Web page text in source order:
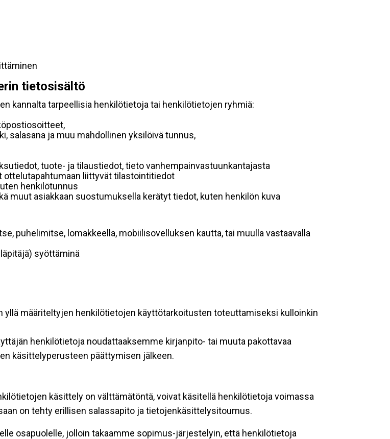
tietosisältö
kannalta tarpeellisia henkilötietoja tai henkilötietojen ryhmiä:
salasana ja muu mahdollinen yksilöivä tunnus,
tuote- ja tilaustiedot, tieto vanhempainvastuunkantajasta
ottelutapahtumaan liittyvät tilastointitiedot
henkilötunnus
muut asiakkaan suostumuksella kerätyt tiedot, kuten henkilön kuva
puhelimitse, lomakkeella, mobiilisovelluksen kautta, tai muulla vastaavalla
syöttäminä
yllä määriteltyjen henkilötietojen käyttötarkoitusten toteuttamiseksi kulloinkin
henkilötietoja noudattaaksemme kirjanpito- tai muuta pakottavaa
käsittelyperusteen päättymisen jälkeen.
käsittely on välttämätöntä, voivat käsitellä henkilötietoja voimassa
on tehty erillisen salassapito ja tietojenkäsittelysitoumus.
osapuolelle, jolloin takaamme sopimus-järjestelyin, että henkilötietoja